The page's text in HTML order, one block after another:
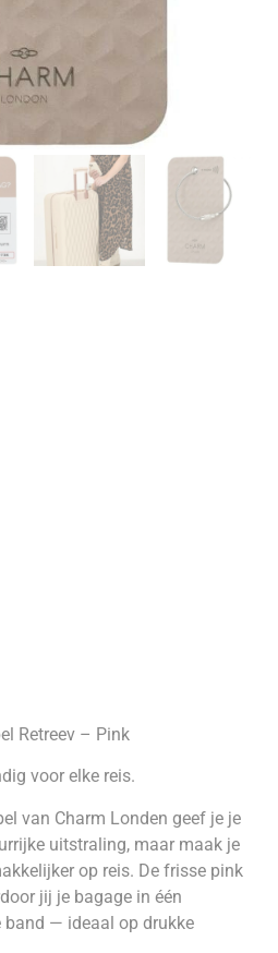
Retreev – Pink
voor elke reis.
van Charm Londen geef je je
uitstraling, maar maak je
op reis. De frisse pink
jij je bagage in één
band — ideaal op drukke